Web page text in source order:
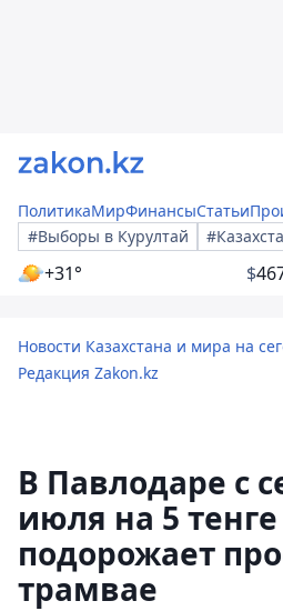
ПолитикаМирФинансыСтатьи
#Выборы в Курултай
+31° $
Новости Казахстана и мира на
Редакция Zakon.kz
В Павлодаре с
июля на 5 тенге
подорожает
трамвае